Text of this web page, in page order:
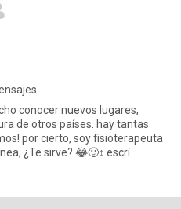
conocer nuevos lugares,
de otros países. hay tantas
por cierto, soy fisioterapeuta
¿Te sirve? 😂🙂‍↕️ escrí